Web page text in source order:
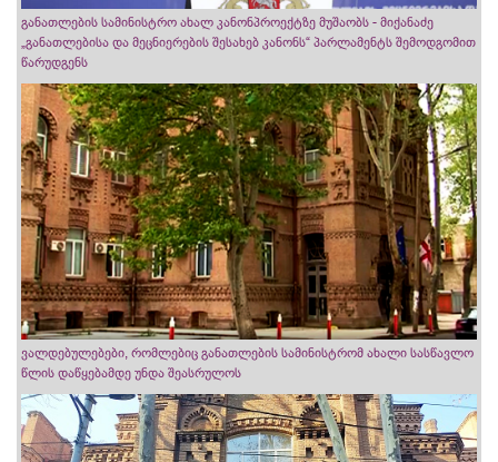
განათლების სამინისტრო ახალ კანონპროექტზე მუშაობს - მიქანაძე
„განათლებისა და მეცნიერების შესახებ კანონს“ პარლამენტს შემოდგომით
წარუდგენს
ვალდებულებები, რომლებიც განათლების სამინისტრომ ახალი სასწავლო
წლის დაწყებამდე უნდა შეასრულოს